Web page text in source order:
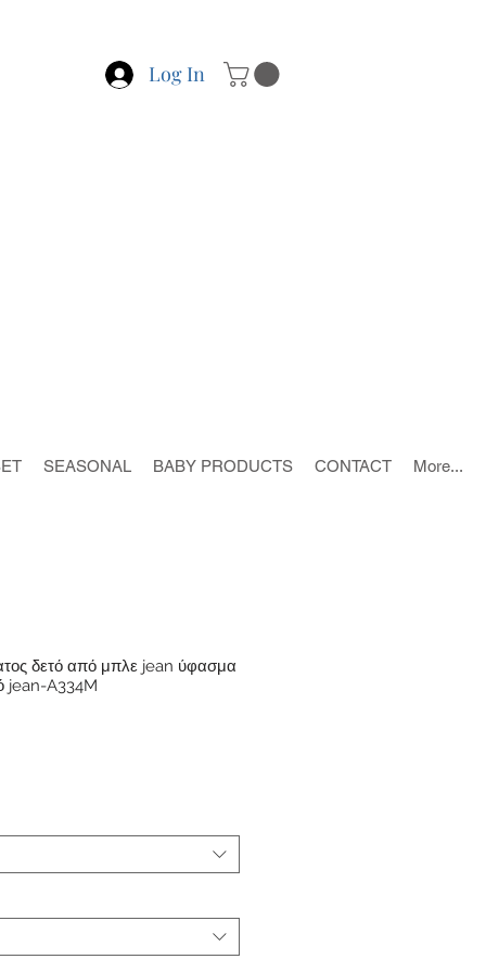
Log In
δετό από μπλε jean ύφασμα
jean-A334M
SEASONAL BABY PRODUCTS CONTACT More...